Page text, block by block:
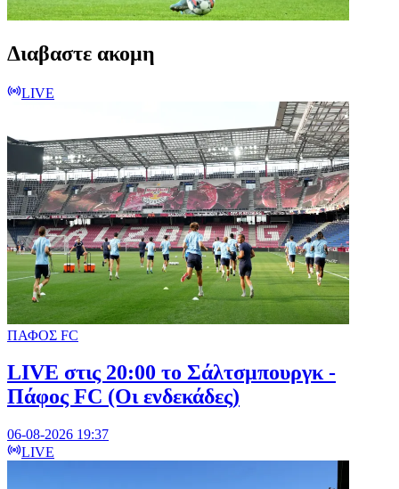
Διαβαστε ακομη
LIVE
ΠΑΦΟΣ FC
LIVE στις 20:00 το Σάλτσμπουργκ -
Πάφος FC (Οι ενδεκάδες)
06-08-2026 19:37
LIVE